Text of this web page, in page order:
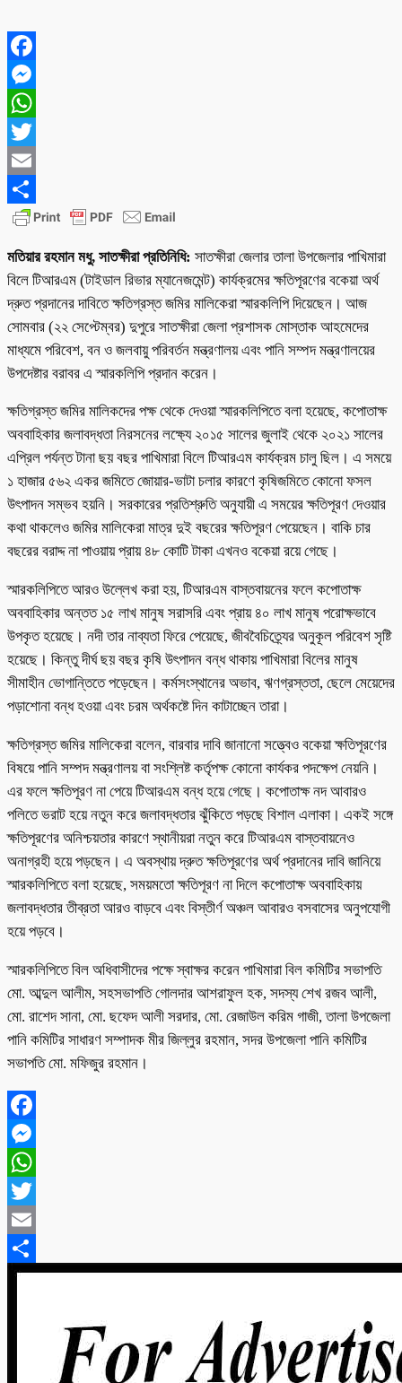
Facebook
Messenger
WhatsApp
Twitter
Email
Share
মতিয়ার রহমান মধু, সাতক্ষীরা প্রতিনিধি: সাতক্ষীরা জেলার তালা উপজেলার পাখিমারা
বিলে টিআরএম (টাইডাল রিভার ম্যানেজমেন্ট) কার্যক্রমের ক্ষতিপূরণের বকেয়া অর্থ
দ্রুত প্রদানের দাবিতে ক্ষতিগ্রস্ত জমির মালিকেরা স্মারকলিপি দিয়েছেন। আজ
সোমবার (২২ সেপ্টেম্বর) দুপুরে সাতক্ষীরা জেলা প্রশাসক মোস্তাক আহমেদের
মাধ্যমে পরিবেশ, বন ও জলবায়ু পরিবর্তন মন্ত্রণালয় এবং পানি সম্পদ মন্ত্রণালয়ের
উপদেষ্টার বরাবর এ স্মারকলিপি প্রদান করেন।
ক্ষতিগ্রস্ত জমির মালিকদের পক্ষ থেকে দেওয়া স্মারকলিপিতে বলা হয়েছে, কপোতাক্ষ
অববাহিকার জলাবদ্ধতা নিরসনের লক্ষ্যে ২০১৫ সালের জুলাই থেকে ২০২১ সালের
এপ্রিল পর্যন্ত টানা ছয় বছর পাখিমারা বিলে টিআরএম কার্যক্রম চালু ছিল। এ সময়ে
১ হাজার ৫৬২ একর জমিতে জোয়ার-ভাটা চলার কারণে কৃষিজমিতে কোনো ফসল
উৎপাদন সম্ভব হয়নি। সরকারের প্রতিশ্রুতি অনুযায়ী এ সময়ের ক্ষতিপূরণ দেওয়ার
কথা থাকলেও জমির মালিকেরা মাত্র দুই বছরের ক্ষতিপূরণ পেয়েছেন। বাকি চার
বছরের বরাদ্দ না পাওয়ায় প্রায় ৪৮ কোটি টাকা এখনও বকেয়া রয়ে গেছে।
স্মারকলিপিতে আরও উল্লেখ করা হয়, টিআরএম বাস্তবায়নের ফলে কপোতাক্ষ
অববাহিকার অন্তত ১৫ লাখ মানুষ সরাসরি এবং প্রায় ৪০ লাখ মানুষ পরোক্ষভাবে
উপকৃত হয়েছে। নদী তার নাব্যতা ফিরে পেয়েছে, জীববৈচিত্র্যের অনুকূল পরিবেশ সৃষ্টি
হয়েছে। কিন্তু দীর্ঘ ছয় বছর কৃষি উৎপাদন বন্ধ থাকায় পাখিমারা বিলের মানুষ
সীমাহীন ভোগান্তিতে পড়েছেন। কর্মসংস্থানের অভাব, ঋণগ্রস্ততা, ছেলে মেয়েদের
পড়াশোনা বন্ধ হওয়া এবং চরম অর্থকষ্টে দিন কাটাচ্ছেন তারা।
ক্ষতিগ্রস্ত জমির মালিকেরা বলেন, বারবার দাবি জানানো সত্ত্বেও বকেয়া ক্ষতিপূরণের
বিষয়ে পানি সম্পদ মন্ত্রণালয় বা সংশ্লিষ্ট কর্তৃপক্ষ কোনো কার্যকর পদক্ষেপ নেয়নি।
এর ফলে ক্ষতিপূরণ না পেয়ে টিআরএম বন্ধ হয়ে গেছে। কপোতাক্ষ নদ আবারও
পলিতে ভরাট হয়ে নতুন করে জলাবদ্ধতার ঝুঁকিতে পড়ছে বিশাল এলাকা। একই সঙ্গে
ক্ষতিপূরণের অনিশ্চয়তার কারণে স্থানীয়রা নতুন করে টিআরএম বাস্তবায়নেও
অনাগ্রহী হয়ে পড়ছেন। এ অবস্থায় দ্রুত ক্ষতিপূরণের অর্থ প্রদানের দাবি জানিয়ে
স্মারকলিপিতে বলা হয়েছে, সময়মতো ক্ষতিপূরণ না দিলে কপোতাক্ষ অববাহিকায়
জলাবদ্ধতার তীব্রতা আরও বাড়বে এবং বিস্তীর্ণ অঞ্চল আবারও বসবাসের অনুপযোগী
হয়ে পড়বে।
স্মারকলিপিতে বিল অধিবাসীদের পক্ষে স্বাক্ষর করেন পাখিমারা বিল কমিটির সভাপতি
মো. আব্দুল আলীম, সহসভাপতি গোলদার আশরাফুল হক, সদস্য শেখ রজব আলী,
মো. রাশেদ সানা, মো. ছফেদ আলী সরদার, মো. রেজাউল করিম গাজী, তালা উপজেলা
পানি কমিটির সাধারণ সম্পাদক মীর জিল্লুর রহমান, সদর উপজেলা পানি কমিটির
সভাপতি মো. মফিজুর রহমান।
Facebook
Messenger
WhatsApp
Twitter
Email
Share